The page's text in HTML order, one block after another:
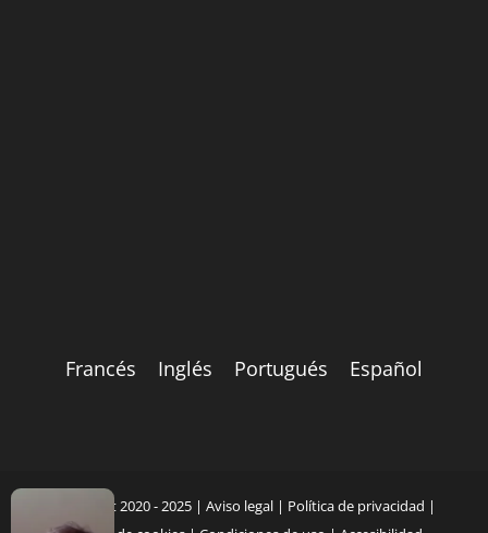
Francés Inglés Portugués Español
Copyright 2020 - 2025 | Aviso legal | Política de privacidad |